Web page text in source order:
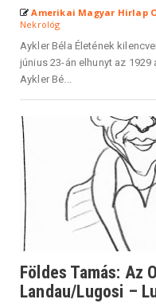
Amerikai Magyar Hirlap
Nekrológ
Aykler Béla Életének
június 23-án elhunyt az
Aykler Bé...
Földes Tamás: Az
Landau/Lugosi –